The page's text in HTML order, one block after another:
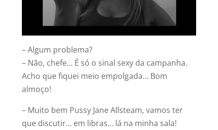
– Algum problema?
– Não, chefe… É só o sinal sexy da campanha.
Acho que fiquei meio empolgada… Bom
almoço!
– Muito bem Pussy Jane Allsteam, vamos ter
que discutir… em libras… lá na minha sala!